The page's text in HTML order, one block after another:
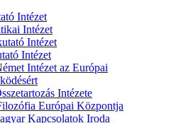
Intézet
Intézet
Intézet
Intézet
Intézet az Európai
Intézete
Európai Központja
Kapcsolatok Iroda